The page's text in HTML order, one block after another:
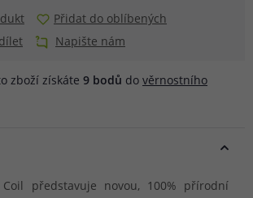
Přidat do oblíbených
Napište nám
zboží získáte 9 bodů do věrnostního
představuje novou, 100% přírodní